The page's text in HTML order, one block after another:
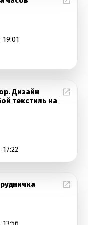
19:01
Дизайн
текстиль на
17:22